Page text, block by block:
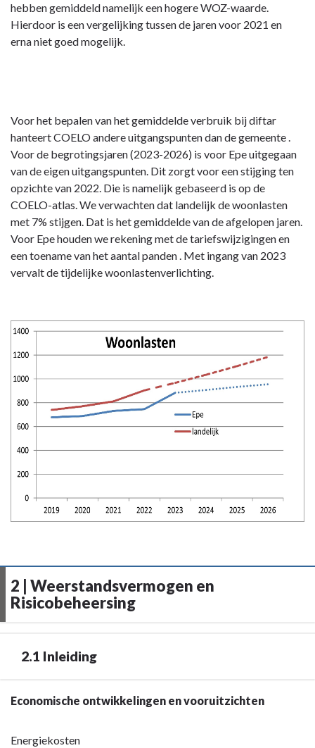
hebben gemiddeld namelijk een hogere WOZ-waarde.
Hierdoor is een vergelijking tussen de jaren voor 2021 en
erna niet goed mogelijk.
Voor het bepalen van het gemiddelde verbruik bij diftar
hanteert COELO andere uitgangspunten dan de gemeente .
Voor de begrotingsjaren (2023-2026) is voor Epe uitgegaan
van de eigen uitgangspunten. Dit zorgt voor een stijging ten
opzichte van 2022. Die is namelijk gebaseerd is op de
COELO-atlas. We verwachten dat landelijk de woonlasten
met 7% stijgen. Dat is het gemiddelde van de afgelopen jaren.
Voor Epe houden we rekening met de tariefswijzigingen en
een toename van het aantal panden . Met ingang van 2023
vervalt de tijdelijke woonlastenverlichting.
2 | Weerstandsvermogen en
Risicobeheersing
2.1 Inleiding
Terug
navigatie
Economische ontwikkelingen en vooruitzichten
Energiekosten